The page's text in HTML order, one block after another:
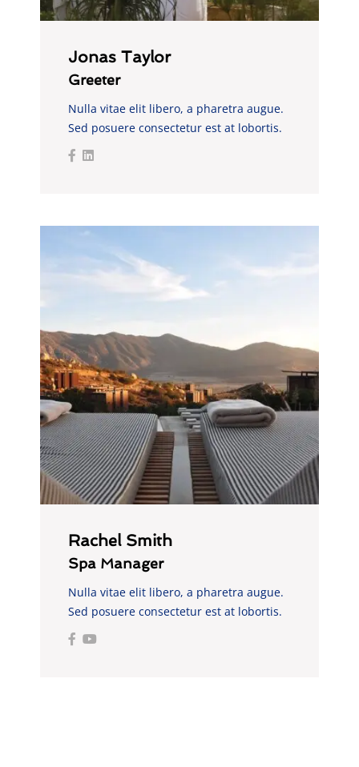
Jonas Taylor
Greeter
Nulla vitae elit libero, a pharetra augue.
Sed posuere consectetur est at lobortis.
Rachel Smith
Spa Manager
Nulla vitae elit libero, a pharetra augue.
Sed posuere consectetur est at lobortis.